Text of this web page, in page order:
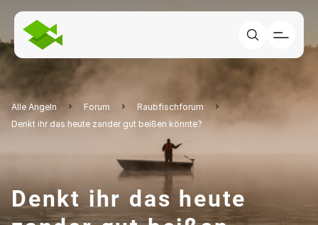
Alle Angeln Forum
Raubfischforum
Denkt ihr das heute zander gut beißen könnte?
Denkt ihr das heute